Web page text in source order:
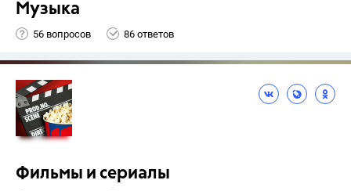
Музыка
56 вопросов 86 ответов
Фильмы и сериалы